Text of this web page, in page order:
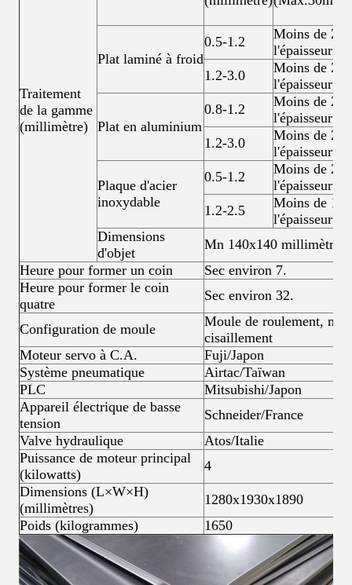
Traitement
de la gamme
(millimètre)
Plat laminé à froid
0.5-1.2
Moins de 25
l'épaisseur
1.2-3.0
Moins de 20
l'épaisseur
Plat en aluminium
0.8-1.2
Moins de 25
l'épaisseur
1.2-3.0
Moins de 20
l'épaisseur
Plaque d'acier
inoxydable
0.5-1.2
Moins de 20
l'épaisseur
1.2-2.5
Moins de 15
l'épaisseur
Dimensions
d'objet
Mn 140x140 millimètre
Heure pour former un coin
Sec environ 7.
Heure pour former le coin
quatre
Sec environ 32.
Configuration de moule
Moule de roulement,
cisaillement
Moteur servo à C.A.
Fuji/Japon
Système pneumatique
Airtac/Taïwan
PLC
Mitsubishi/Japon
Appareil électrique de basse
tension
Schneider/France
Valve hydraulique
Atos/Italie
Puissance de moteur principal
(kilowatts)
4
Dimensions (L×W×H)
(millimètres)
1280x1930x1890
Poids (kilogrammes)
1650